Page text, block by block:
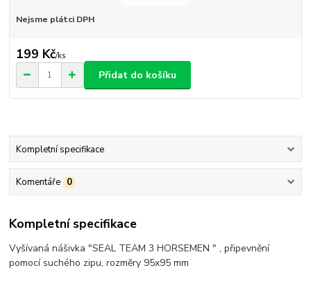
Nejsme plátci DPH
199 Kč/ks
Přidat do košíku
Kompletní specifikace
Komentáře 0
Kompletní specifikace
Vyšívaná nášivka "SEAL TEAM 3 HORSEMEN " , připevnění
pomocí suchého zipu, rozměry 95x95 mm